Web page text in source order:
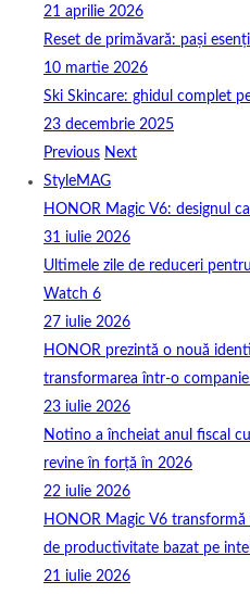
21 aprilie 2026
Reset de primăvară: pași
10 martie 2026
Ski Skincare: ghidul complet
23 decembrie 2025
Previous Next
StyleMAG
HONOR Magic V6: designul
31 iulie 2026
Ultimele zile de reduceri
Watch 6
27 iulie 2026
HONOR prezintă o nouă
transformarea într-o companie
23 iulie 2026
Notino a încheiat anul fiscal
revine în forță în 2026
22 iulie 2026
HONOR Magic V6
de productivitate bazat pe
21 iulie 2026